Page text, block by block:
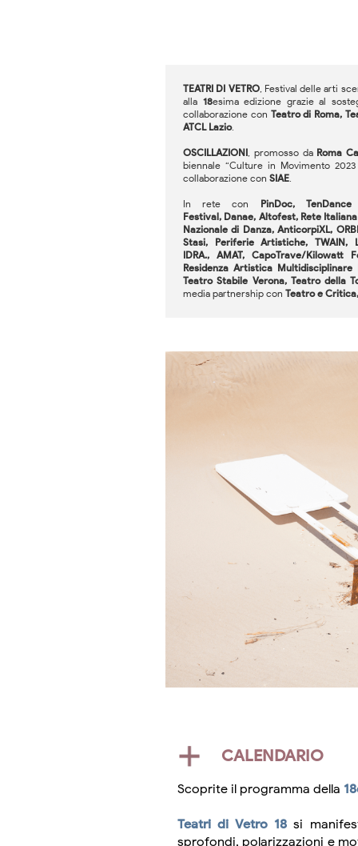
TEATRI DI VETRO, Festival delle arti
alla 18esima edizione grazie al
collaborazione con Teatro di Roma,
ATCL Lazio.
OSCILLAZIONI, promosso da Roma
biennale “Culture in Movimento
collaborazione con SIAE.
In rete con PinDoc,
Festival, Danae, Altofest, Rete
Nazionale di Danza, AnticorpiXL,
Stasi, Periferie Artistiche, TWAIN,
IDRA., AMAT, CapoTrave/
Residenza Artistica Multidisciplinare
Teatro Stabile Verona, Teatro della
media partnership con Teatro e
CALENDARIO
Scoprite il programma della
Teatri di Vetro 18 si
sprofondi, polarizzazioni e